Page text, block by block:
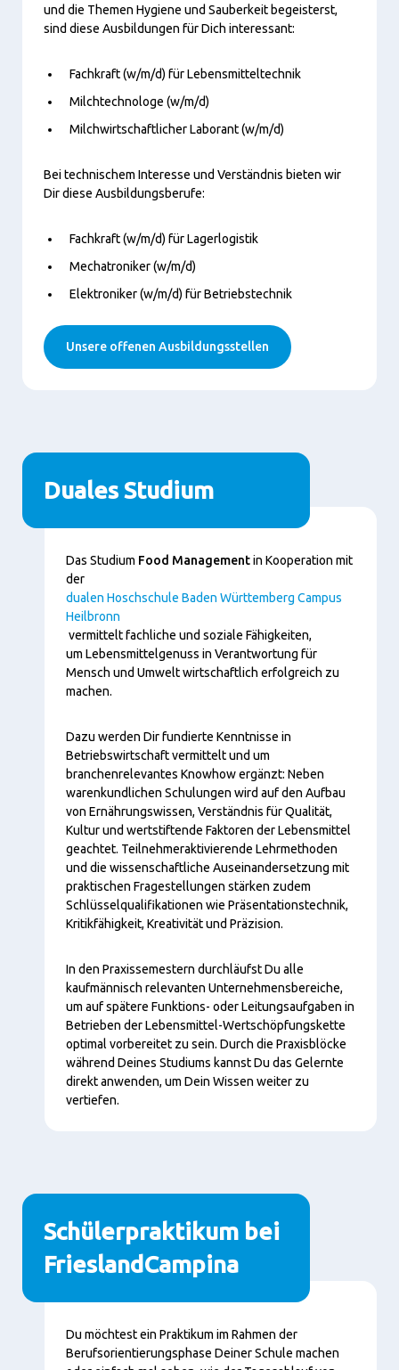
und die Themen Hygiene und Sauberkeit begeisterst,
sind diese Ausbildungen für Dich interessant:
Fachkraft (w/m/d) für Lebensmitteltechnik
Milchtechnologe (w/m/d)
Milchwirtschaftlicher Laborant (w/m/d)
Bei technischem Interesse und Verständnis bieten wir
Dir diese Ausbildungsberufe:
Fachkraft (w/m/d) für Lagerlogistik
Mechatroniker (w/m/d)
Elektroniker (w/m/d) für Betriebstechnik
Unsere offenen Ausbildungsstellen
Duales Studium
Content
Das Studium Food Managementin Kooperation mit
der
dualen Hoschschule Baden Württemberg Campus
Heilbronn
vermittelt fachliche und soziale Fähigkeiten,
um Lebensmittelgenuss in Verantwortung für
Mensch und Umwelt wirtschaftlich erfolgreich zu
machen.
Dazu werden Dir fundierte Kenntnisse in
Betriebswirtschaft vermittelt und um
branchenrelevantes Knowhow ergänzt: Neben
warenkundlichen Schulungen wird auf den Aufbau
von Ernährungswissen, Verständnis für Qualität,
Kultur und wertstiftende Faktoren der Lebensmittel
geachtet. Teilnehmeraktivierende Lehrmethoden
und die wissenschaftliche Auseinandersetzung mit
praktischen Fragestellungen stärken zudem
Schlüsselqualifikationen wie Präsentationstechnik,
Kritikfähigkeit, Kreativität und Präzision.
In den Praxissemestern durchläufst Du alle
kaufmännisch relevanten Unternehmensbereiche,
um auf spätere Funktions- oder Leitungsaufgaben in
Betrieben der Lebensmittel-Wertschöpfungskette
optimal vorbereitet zu sein. Durch die Praxisblöcke
während Deines Studiums kannst Du das Gelernte
direkt anwenden, um Dein Wissen weiter zu
vertiefen.
Schülerpraktikum bei
FrieslandCampina
Content
Du möchtest ein Praktikum im Rahmen der
Berufsorientierungsphase Deiner Schule machen